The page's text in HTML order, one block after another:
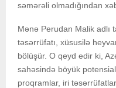
səmərəli olmadığından
Mənə Perudan Malik adlı
təsərrüfatı, xüsusilə
bölüşür. O qeyd edir ki,
sahəsində böyük
proqramlar, iri